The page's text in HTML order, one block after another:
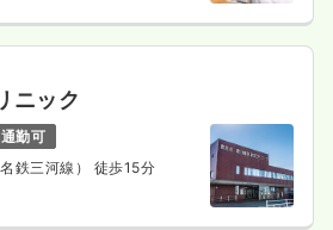
ニック
勤可
鉄三河線） 徒歩15分